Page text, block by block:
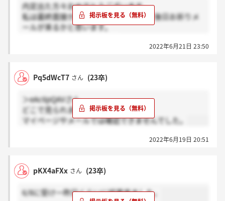
業販営業と直販営業どちらを志望するか
業販営業と直販営業についての理解
キャリアプラン
他社の選考状況
逆質問
内定出た方々おめでとうございます。
私は最終面接から2週間だ経ちました。後日お祈りメ
ールが来るかと思います。
2022年6月21日 23:50
Pq5dWcT7 さん (23卒)
＞eAc6pQAVさん
どこで見られますか？
マイページやメールでは確認できませんでした。
2022年6月19日 20:51
pKX4aFXx さん (23卒)
6/8に受け一昨日くらいに結果来ました。